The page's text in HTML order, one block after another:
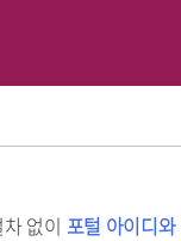
없이 포털 아이디와